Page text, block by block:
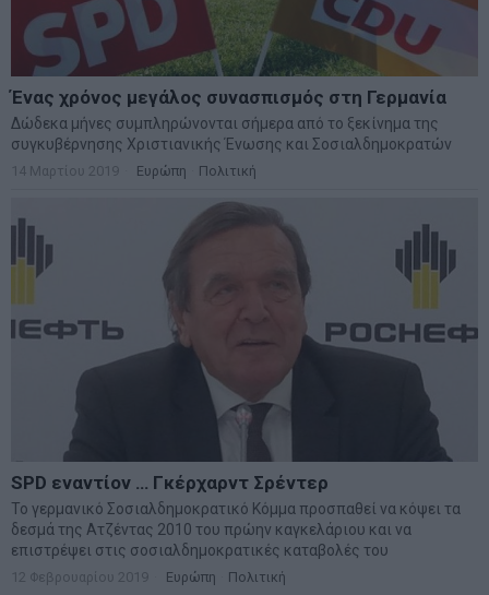
Ένας χρόνος μεγάλος συνασπισμός στη Γερμανία
Δώδεκα μήνες συμπληρώνονται σήμερα από το ξεκίνημα της
συγκυβέρνησης Χριστιανικής Ένωσης και Σοσιαλδημοκρατών
14 Μαρτίου 2019 Ευρώπη Πολιτική
SPD εναντίον … Γκέρχαρντ Σρέντερ
Το γερμανικό Σοσιαλδημοκρατικό Κόμμα προσπαθεί να κόψει τα
δεσμά της Ατζέντας 2010 του πρώην καγκελάριου και να
επιστρέψει στις σοσιαλδημοκρατικές καταβολές του
12 Φεβρουαρίου 2019 Ευρώπη Πολιτική